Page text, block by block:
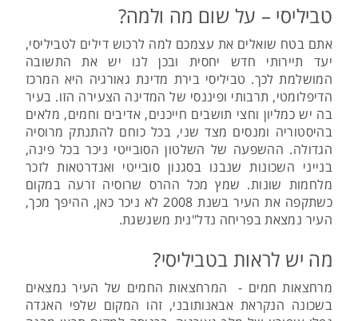
טביליסי – על שום מה ולמה?
אתם בטח שואלים את עצמכם למה לרכוש דילים לטביליסי,
יעד תיירותי חדש יחסית ובכן לנו יש את התשובה
המושלמת לכך. טביליסי בירת מדינת גאורגיה היא המרכז
הדיפלומטי, תרבותי ופיננסי של המדינה הצעירה הזו. בעיר
בה יש כמליון וחצי תושבים חייכנים, אדיבים וחמים, מלאים
בהיסטוריה ומנסים מצד שני, בכל כוחם להתנתק מרוסיה
הגדולה. ההשפעה של השלטון הסובייטי ניכר בכל פינה,
בנייני השכונות שנבנו בסגנון סובייטי ואנדרטאות לזכר
מלחמות שונות. שמץ מכל ההרס שרוסיה זרעה במקום
כשתקפה את העיר בשנת 2008 לא ניכר כאן, ההיפך מכך,
העיר נמצאת בפריחה נדל"נית משגשגת.
מה יש לראות בטביליסי?
מרחצאות חמים - המרחצאות החמים של העיר נמצאים
בשכונה הנקראת אבאנותובני, זהו המקום שלפי האגדה